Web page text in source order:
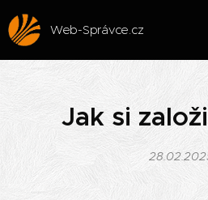
Web-Správce.cz
Jak si